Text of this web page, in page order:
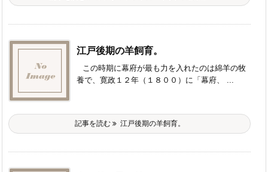
江戸後期の羊飼育。
この時期に幕府が最も力を入れたのは綿羊の牧
養で、寛政１２年（１８００）に「幕府、 ...
記事を読む 江戸後期の羊飼育。